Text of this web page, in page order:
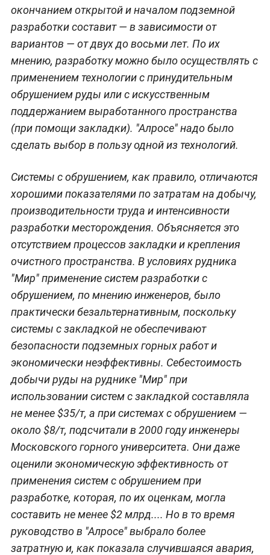
окончанием открытой и началом подземной
разработки составит — в зависимости от
вариантов — от двух до восьми лет. По их
мнению, разработку можно было осуществлять с
применением технологии с принудительным
обрушением руды или с искусственным
поддержанием выработанного пространства
(при помощи закладки). "Алросе" надо было
сделать выбор в пользу одной из технологий.
Системы с обрушением, как правило, отличаются
хорошими показателями по затратам на добычу,
производительности труда и интенсивности
разработки месторождения. Объясняется это
отсутствием процессов закладки и крепления
очистного пространства. В условиях рудника
"Мир" применение систем разработки с
обрушением, по мнению инженеров, было
практически безальтернативным, поскольку
системы с закладкой не обеспечивают
безопасности подземных горных работ и
экономически неэффективны. Cебестоимость
добычи руды на руднике "Мир" при
использовании систем с закладкой составляла
не менее $35/т, а при системах с обрушением —
около $8/т, подсчитали в 2000 году инженеры
Московского горного университета. Они даже
оценили экономическую эффективность от
применения систем с обрушением при
разработке, которая, по их оценкам, могла
составить не менее $2 млрд.... Но в то время
руководство в "Алросе" выбрало более
затратную и, как показала случившаяся авария,